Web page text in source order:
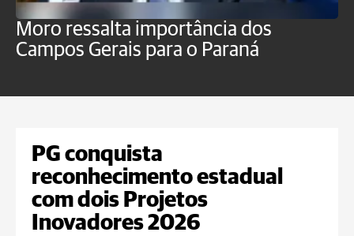
Moro ressalta importância dos
Campos Gerais para o Paraná
PG conquista
reconhecimento estadual
com dois Projetos
Inovadores 2026